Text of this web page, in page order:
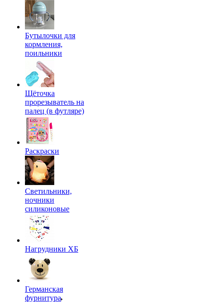
Бутылочки для
кормления,
поильники
Щёточка
прорезыватель на
палец (в футляре)
Раскраски
Светильники,
ночники
силиконовые
Нагрудники ХБ
Германская
фурнитура